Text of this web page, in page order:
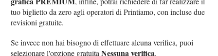
tuo biglietto da zero agli operatori di Printiamo, con incluse due
revisioni gratuite.
Se invece non hai bisogno di effettuare alcuna verifica, puoi
selezionare l'opzione gratuitaNessuna verifica.